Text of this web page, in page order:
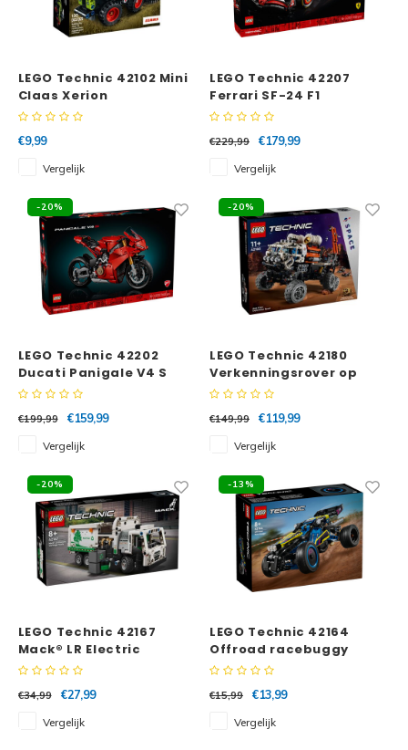
LEGO Technic 42102 Mini
Claas Xerion
€9,99
Vergelijk
LEGO Technic 42207
Ferrari SF-24 F1
€229,99
€179,99
Vergelijk
-20%
LEGO Technic 42202
Ducati Panigale V4 S
Motor
€199,99
€159,99
Vergelijk
-20%
LEGO Technic 42180
Verkenningsrover op
Mars
€149,99
€119,99
Vergelijk
-20%
LEGO Technic 42167
Mack® LR Electric
vuilniswagen
€34,99
€27,99
Vergelijk
-13%
LEGO Technic 42164
Offroad racebuggy
€15,99
€13,99
Vergelijk